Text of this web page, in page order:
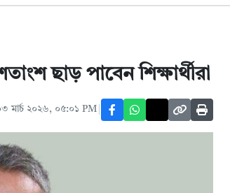
ছাড় পাবেন শিক্ষার্থীরা
মার্চ ২০২৬, ০৫:০১ PM